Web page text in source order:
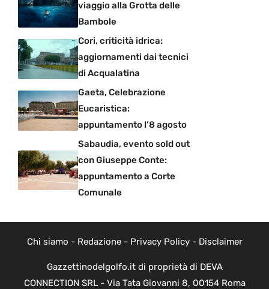
viaggio alla Grotta delle
Bambole
Cori, criticità idrica:
aggiornamenti dai tecnici
di Acqualatina
Gaeta, Celebrazione
Eucaristica:
appuntamento l’8 agosto
Sabaudia, evento sold out
con Giuseppe Conte:
appuntamento a Corte
Comunale
Chi siamo - Redazione- Privacy Policy- Disclaimer
Gazzettinodelgolfo.it di proprietà di DEVA
CONNECTION SRL - Via Tata Giovanni 8, 00154 Roma